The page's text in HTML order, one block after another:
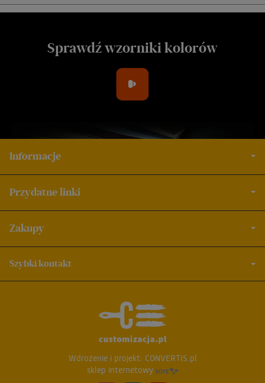
Sprawdź wzorniki kolorów
Informacje
Przydatne linki
Zakupy
Szybki kontakt
Wdrożenie i projekt: CONVERTIS.pl
sklep internetowy